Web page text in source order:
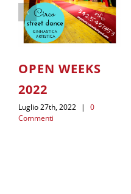
OPEN WEEKS
2022
Luglio 27th, 2022 |
0
Commenti